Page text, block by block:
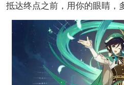
抵达终点之前，用你的眼睛，